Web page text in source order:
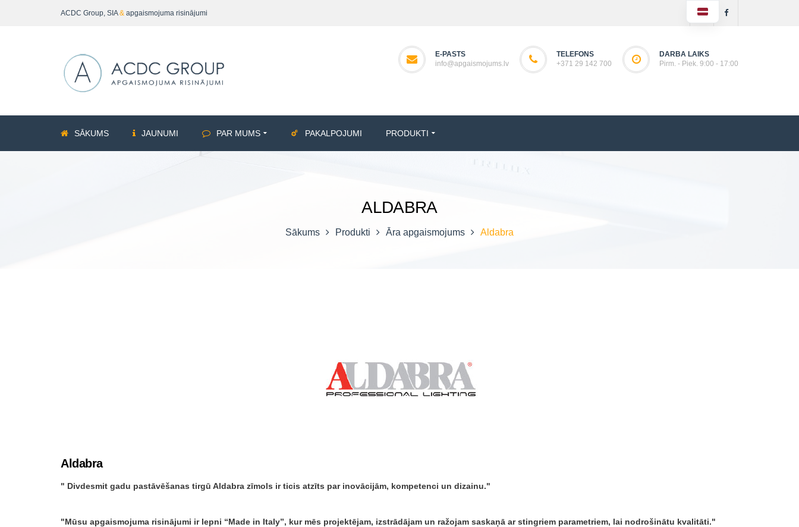
ACDC Group, SIA& apgaismojuma risinājumi
E-PASTS
info@apgaismojums.lv
TELEFONS
+371 29 142 700
DARBA LAIKS
Pirm. - Piek. 9:00 - 17:00
SĀKUMS JAUNUMI PAR MUMS PAKALPOJUMI PRODUKTI
ALDABRA
Sākums Produkti Āra apgaismojums Aldabra
Aldabra
Divdesmit gadu pastāvēšanas tirgū Aldabra zīmols ir ticis atzīts par inovācijām, kompetenci un dizainu.
Mūsu apgaismojuma risinājumi ir lepni “Made in Italy”, kur mēs projektējam, izstrādājam un ražojam saskaņā ar stingriem parametriem, lai nodrošinātu kvalitāti.